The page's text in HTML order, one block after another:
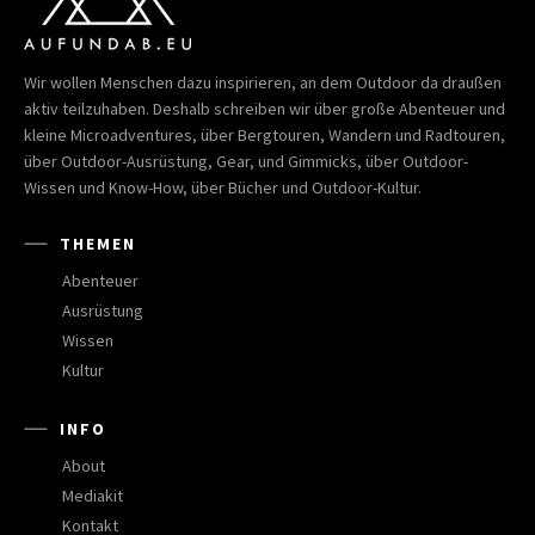
Wir wollen Menschen dazu inspirieren, an dem Outdoor da draußen
aktiv teilzuhaben. Deshalb schreiben wir über große Abenteuer und
kleine Microadventures, über Bergtouren, Wandern und Radtouren,
über Outdoor-Ausrüstung, Gear, und Gimmicks, über Outdoor-
Wissen und Know-How, über Bücher und Outdoor-Kultur.
THEMEN
Abenteuer
Ausrüstung
Wissen
Kultur
INFO
About
Mediakit
Kontakt